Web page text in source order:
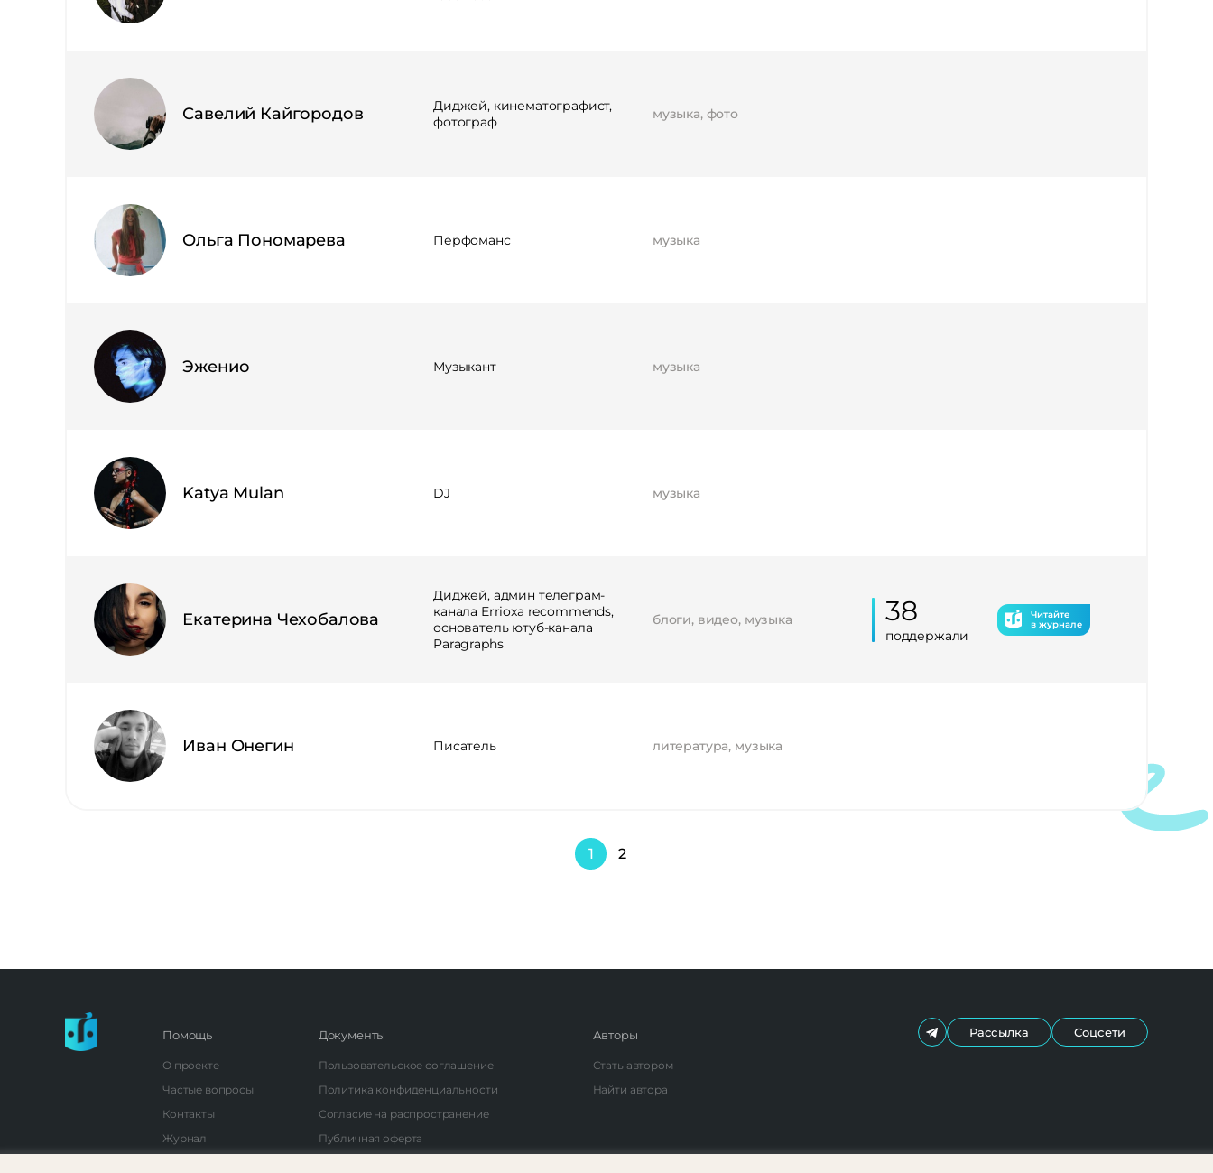
Савелий Кайгородов
Диджей, кинематографист,
фотограф
музыка, фото
Ольга Пономарева Перфоманс музыка
Эженио ⠀ Музыкант музыка
Katya Mulan DJ музыка
Екатерина Чехобалова
Диджей, админ телеграм-
канала Errioxa recommends,
основатель ютуб-канала
Paragraphs
блоги, видео, музыка 38
поддержали
Читайте
в журнале
Иван Онегин Писатель литература, музыка
1 2
Помощь
О проекте
Частые вопросы
Контакты
Журнал
Документы
Пользовательское соглашение
Политика конфиденциальности
Согласие на распространение
Публичная оферта
Авторы
Стать автором
Найти автора
Рассылка Соцсети